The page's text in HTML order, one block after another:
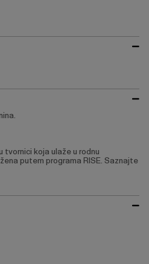
tvornici koja ulaže u rodnu
putem programa RISE. Saznajte